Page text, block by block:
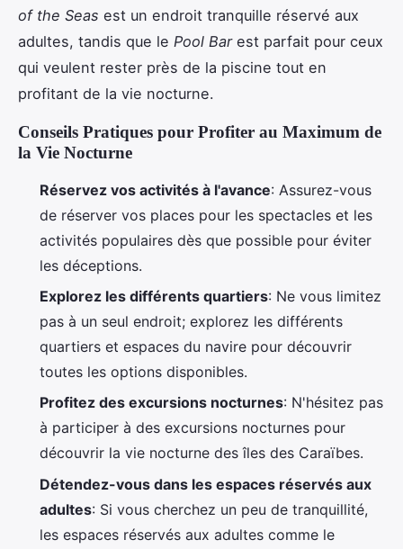
of the Seas est un endroit tranquille réservé aux
adultes, tandis que le Pool Barest parfait pour ceux
qui veulent rester près de la piscine tout en
profitant de la vie nocturne.
Conseils Pratiques pour Profiter au Maximum de
la Vie Nocturne
Réservez vos activités à l'avance: Assurez-vous
de réserver vos places pour les spectacles et les
activités populaires dès que possible pour éviter
les déceptions.
Explorez les différents quartiers: Ne vous limitez
pas à un seul endroit; explorez les différents
quartiers et espaces du navire pour découvrir
toutes les options disponibles.
Profitez des excursions nocturnes: N'hésitez pas
à participer à des excursions nocturnes pour
découvrir la vie nocturne des îles des Caraïbes.
Détendez-vous dans les espaces réservés aux
adultes: Si vous cherchez un peu de tranquillité,
les espaces réservés aux adultes comme le